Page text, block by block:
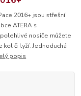
2016+ jsou střešní
ATERA s
nosiče můžete
či lyží. Jednoduchá
popis